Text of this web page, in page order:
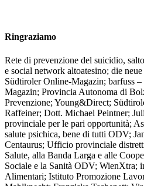
Ringraziamo
Rete di prevenzione del suicidio,
e social network altoatesino; die
Südtiroler Online-Magazin; barfuss
Magazin; Provincia Autonoma di
Prevenzione; Young&Direct;
Raffeiner; Dott. Michael Peintner;
provinciale per le pari opportunità;
salute psichica, bene di tutti ODV;
Centaurus; Ufficio provinciale
Salute, alla Banda Larga e alle
Sociale e la Sanità ODV; WienXtra;
Alimentari; Istituto Promozione